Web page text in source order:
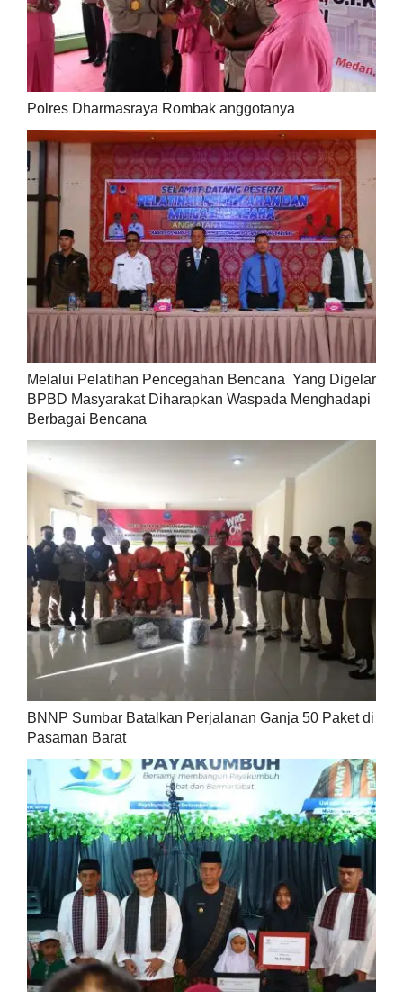
Polres Dharmasraya Rombak anggotanya
Melalui Pelatihan Pencegahan Bencana Yang Digelar
BPBD Masyarakat Diharapkan Waspada Menghadapi
Berbagai Bencana
BNNP Sumbar Batalkan Perjalanan Ganja 50 Paket di
Pasaman Barat